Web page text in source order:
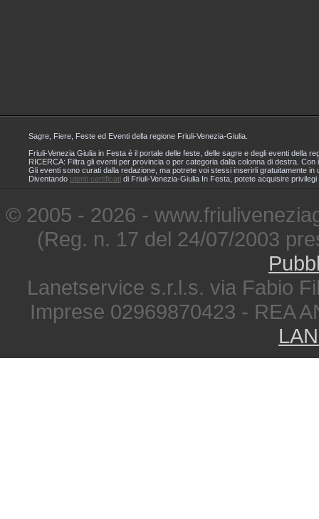
Sagre, Fiere, Feste ed Eventi della regione Friuli-Venezia-Giulia.
Friuli-Venezia Giulia in Festa è il portale delle feste, delle sagre e degli eventi della
RICERCA: Filtra gli eventi per provincia o per categoria dalla colonna di destra.
Gli eventi sono curati dalla redazione, ma potrete voi stessi inserirli gratuitamente
Diventando utenti certificati di Friuli-Venezia-Giulia In Festa, potete acquisire
© 2005 - 2026 -
(Reg. n. 17 del 24/07/2003
Lanetservice s.r.l.s. via Fabio
Imprese 02969870423 - REA